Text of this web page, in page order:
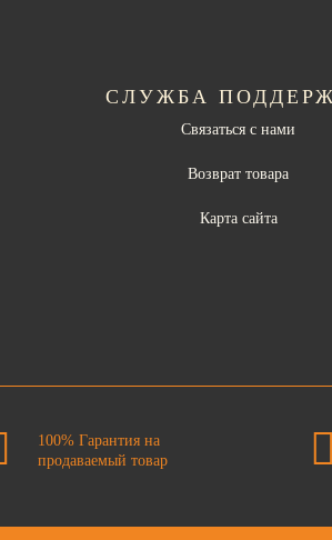
СЛУЖБА
Связаться с нами
Возврат товара
Карта сайта
100% Гарантия на
продаваемый товар